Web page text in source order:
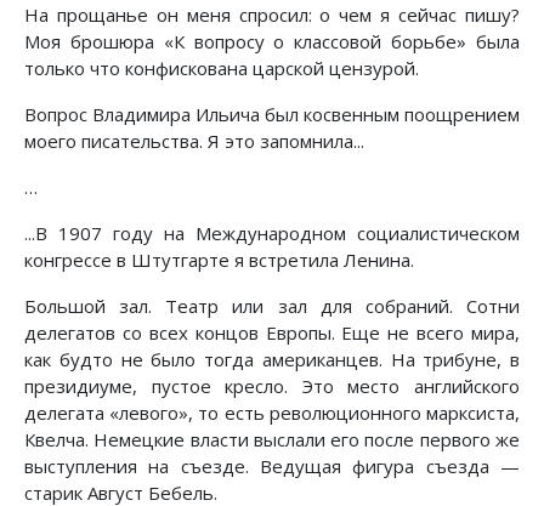
На прощанье он меня спросил: о чем я сейчас пишу?
Моя брошюра «К вопросу о классовой борьбе» была
только что конфискована царской цензурой.
Вопрос Владимира Ильича был косвенным поощрением
моего писательства. Я это запомнила...
…
...В 1907 году на Международном социалистическом
конгрессе в Штутгарте я встретила Ленина.
Большой зал. Театр или зал для собраний. Сотни
делегатов со всех концов Европы. Еще не всего мира,
как будто не было тогда американцев. На трибуне, в
президиуме, пустое кресло. Это место английского
делегата «левого», то есть революционного марксиста,
Квелча. Немецкие власти выслали его после первого же
выступления на съезде. Ведущая фигура съезда —
старик Август Бебель.